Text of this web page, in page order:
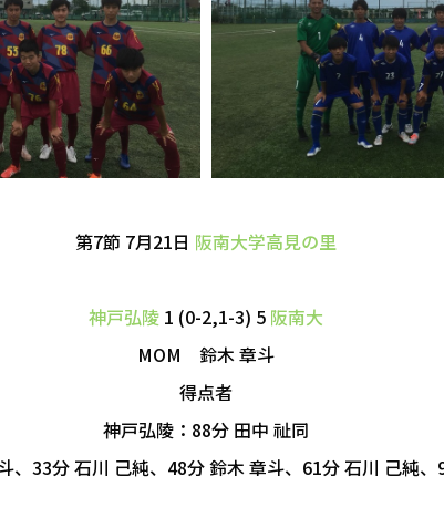
第7節 7月21日 阪南大学高見の里
神戸弘陵 1 (0-2,1-3) 5 阪南大
MOM 鈴木 章斗
得点者
神戸弘陵：88分 田中 祉同
、33分 石川 己純、48分 鈴木 章斗、61分 石川 己純